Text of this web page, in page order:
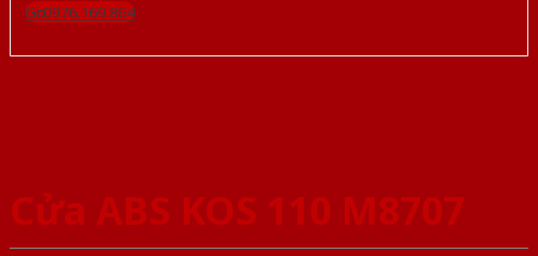
Gọi 0976.169.864
Cửa ABS KOS 110 M8707